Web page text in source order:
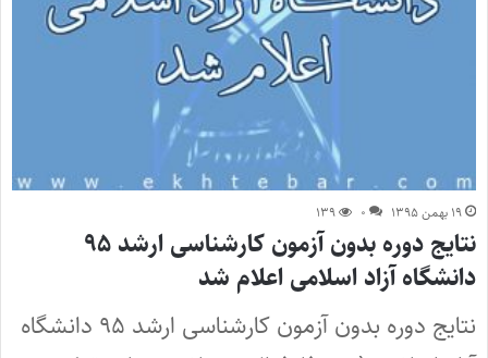
۱۹ بهمن ۱۳۹۵ ۰ ۱۳۹
نتایج دوره بدون آزمون کارشناسی ارشد ۹۵
دانشگاه آزاد اسلامی اعلام شد
نتایج دوره بدون آزمون کارشناسی ارشد ۹۵ دانشگاه